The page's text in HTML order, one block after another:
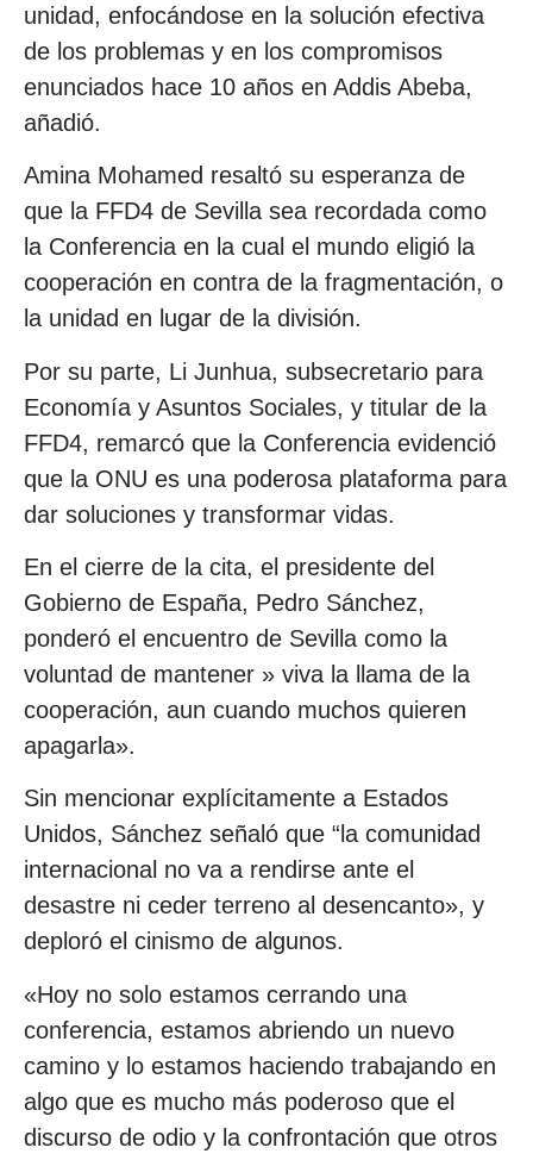
unidad, enfocándose en la solución efectiva
de los problemas y en los compromisos
enunciados hace 10 años en Addis Abeba,
añadió.
Amina Mohamed resaltó su esperanza de
que la FFD4 de Sevilla sea recordada como
la Conferencia en la cual el mundo eligió la
cooperación en contra de la fragmentación, o
la unidad en lugar de la división.
Por su parte, Li Junhua, subsecretario para
Economía y Asuntos Sociales, y titular de la
FFD4, remarcó que la Conferencia evidenció
que la ONU es una poderosa plataforma para
dar soluciones y transformar vidas.
En el cierre de la cita, el presidente del
Gobierno de España, Pedro Sánchez,
ponderó el encuentro de Sevilla como la
voluntad de mantener » viva la llama de la
cooperación, aun cuando muchos quieren
apagarla».
Sin mencionar explícitamente a Estados
Unidos, Sánchez señaló que “la comunidad
internacional no va a rendirse ante el
desastre ni ceder terreno al desencanto», y
deploró el cinismo de algunos.
«Hoy no solo estamos cerrando una
conferencia, estamos abriendo un nuevo
camino y lo estamos haciendo trabajando en
algo que es mucho más poderoso que el
discurso de odio y la confrontación que otros